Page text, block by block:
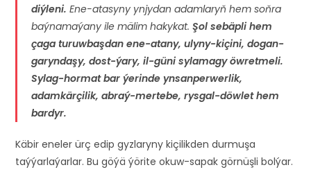
diýleni. Ene-atasyny ynjydan adamlaryň hem soňra
baýnamaýany ile mälim hakykat.Şol sebäpli hem
çaga turuwbaşdan ene-atany, ulyny-kiçini, dogan-
garyndaşy, dost-ýary, il-güni sylamagy öwretmeli.
Sylag-hormat bar ýerinde ynsanperwerlik,
adamkärçilik, abraý-mertebe, rysgal-döwlet hem
bardyr.
Käbir eneler ürç edip gyzlaryny kiçilikden durmuşa
taýýarlaýarlar. Bu göýä ýörite okuw-sapak görnüşli bolýar.